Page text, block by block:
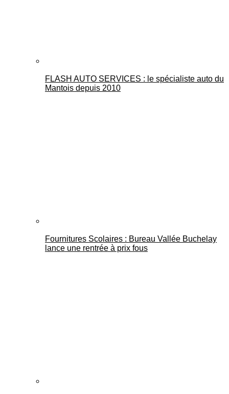
FLASH AUTO SERVICES : le spécialiste auto du
Mantois depuis 2010
Fournitures Scolaires : Bureau Vallée Buchelay
lance une rentrée à prix fous